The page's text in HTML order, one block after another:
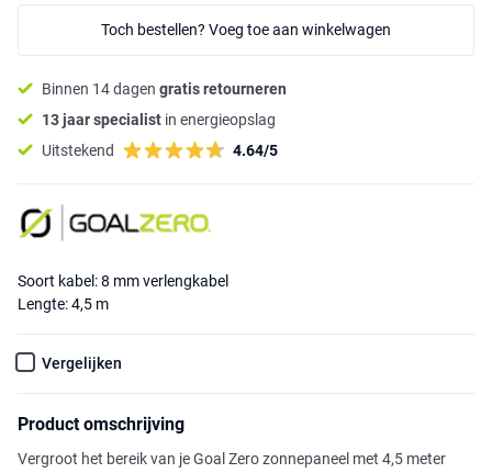
Toch bestellen? Voeg toe aan winkelwagen
Binnen 14 dagen gratis retourneren
13 jaar specialist in energieopslag
Uitstekend
4.64/5
Soort kabel: 8 mm verlengkabel
Lengte: 4,5 m
Vergelijken
Product omschrijving
Vergroot het bereik van je Goal Zero zonnepaneel met 4,5 meter